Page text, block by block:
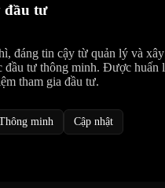
đầu tư
đáng tin cậy từ quản lý và
đầu tư thông minh. Được huấn
tham gia đầu tư.
minh Cập nhật